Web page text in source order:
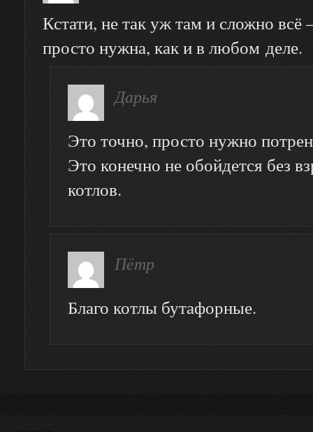
Кстати, не так уж там и сложно
просто нужна, как и в любом деле.
Дарья
Это точно, просто нужно
Это конечно не обойдется без
котлов.
Пётр
Благо котлы бутафорные.